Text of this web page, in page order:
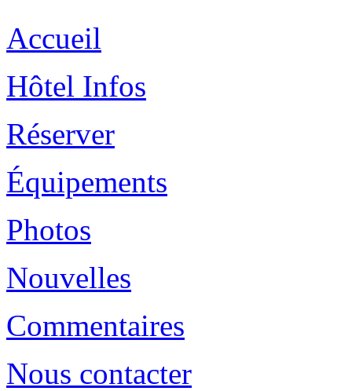
Accueil
Hôtel Infos
Réserver
Équipements
Photos
Nouvelles
Commentaires
Nous contacter